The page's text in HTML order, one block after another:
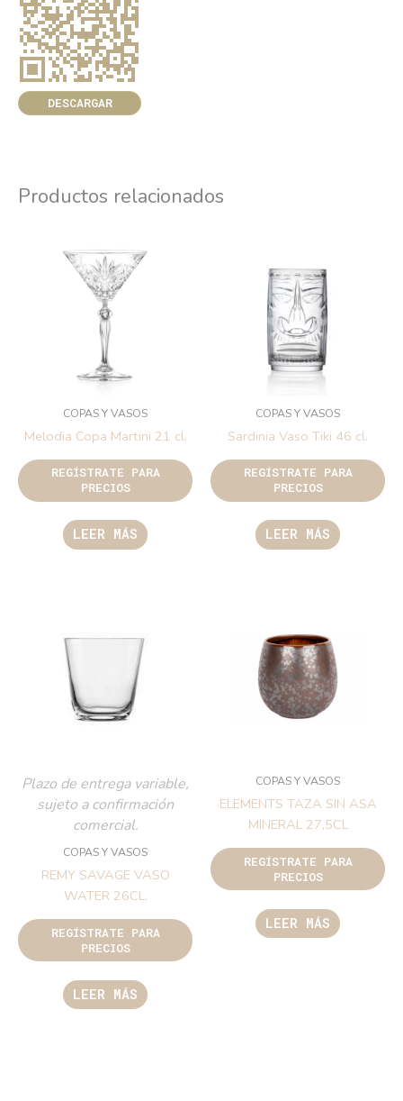
DESCARGAR
Productos relacionados
COPAS Y VASOS
Melodia Copa Martini 21 cl.
REGÍSTRATE PARA
PRECIOS
LEER MÁS
COPAS Y VASOS
Sardinia Vaso Tiki 46 cl.
REGÍSTRATE PARA
PRECIOS
LEER MÁS
Plazo de entrega variable,
sujeto a confirmación
comercial.
COPAS Y VASOS
REMY SAVAGE VASO
WATER 26CL.
REGÍSTRATE PARA
PRECIOS
LEER MÁS
COPAS Y VASOS
ELEMENTS TAZA SIN ASA
MINERAL 27,5CL
REGÍSTRATE PARA
PRECIOS
LEER MÁS